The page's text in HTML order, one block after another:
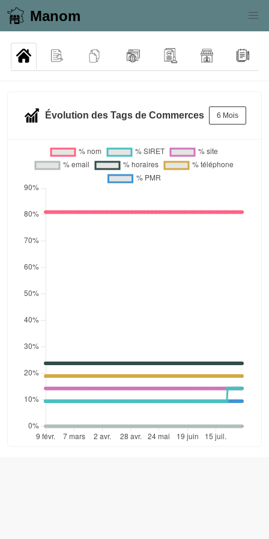
Manom
Évolution des Tags de Commerces 6 Mois